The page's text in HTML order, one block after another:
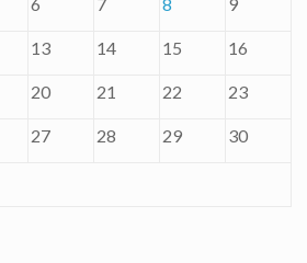
13 14 15 16
20 21 22 23
27 28 29 30